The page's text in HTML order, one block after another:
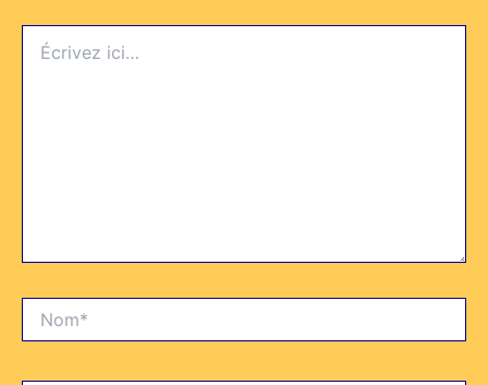
ici…